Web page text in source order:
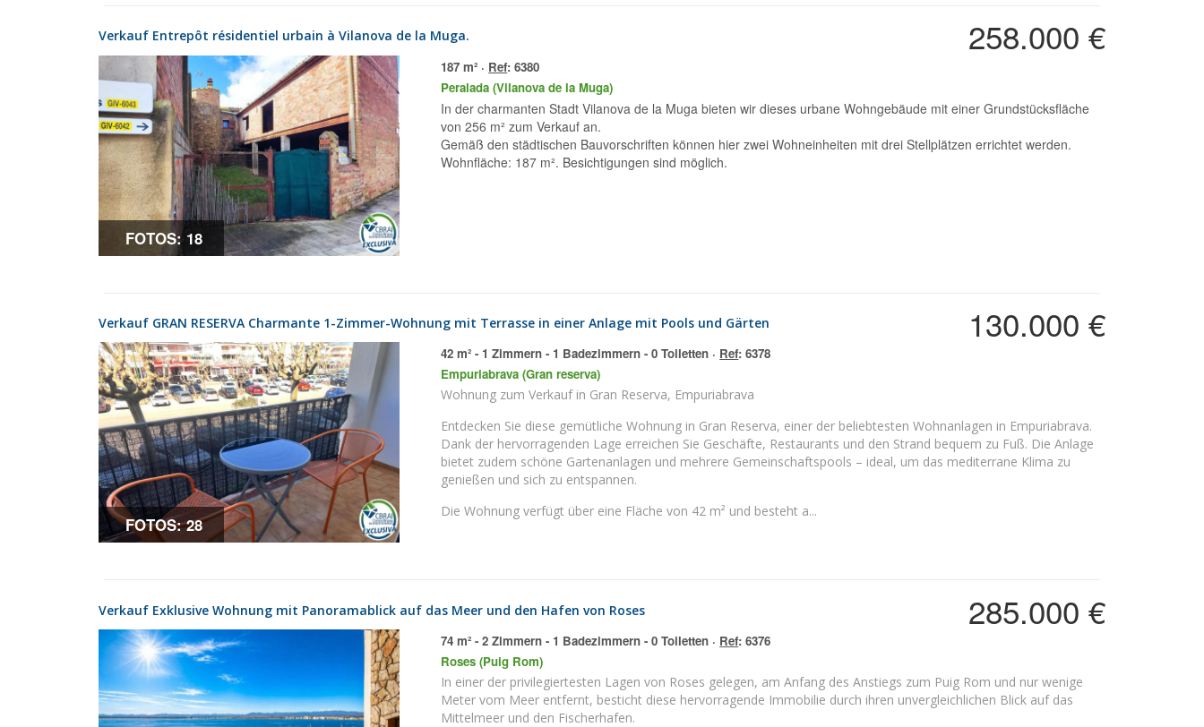
Verkauf Entrepôt résidentiel urbain à Vilanova de la Muga. 258.000 €
FOTOS: 18
187 m² · Ref: 6380
Peralada (Vilanova de la Muga)
In der charmanten Stadt Vilanova de la Muga bieten wir dieses urbane Wohngebäude mit einer Grundstücksfläche
von 256 m² zum Verkauf an.
Gemäß den städtischen Bauvorschriften können hier zwei Wohneinheiten mit drei Stellplätzen errichtet werden.
Wohnfläche: 187 m². Besichtigungen sind möglich.
Verkauf GRAN RESERVA Charmante 1-Zimmer-Wohnung mit Terrasse in einer Anlage mit Pools und Gärten 130.000 €
FOTOS: 28
42 m² - 1 Zimmern - 1 Badezimmern - 0 Toiletten · Ref: 6378
Empuriabrava (Gran reserva)
Wohnung zum Verkauf in Gran Reserva, Empuriabrava
Entdecken Sie diese gemütliche Wohnung in Gran Reserva, einer der beliebtesten Wohnanlagen in Empuriabrava.
Dank der hervorragenden Lage erreichen Sie Geschäfte, Restaurants und den Strand bequem zu Fuß. Die Anlage
bietet zudem schöne Gartenanlagen und mehrere Gemeinschaftspools – ideal, um das mediterrane Klima zu
genießen und sich zu entspannen.
Die Wohnung verfügt über eine Fläche von 42 m² und besteht a...
Verkauf Exklusive Wohnung mit Panoramablick auf das Meer und den Hafen von Roses 285.000 €
74 m² - 2 Zimmern - 1 Badezimmern - 0 Toiletten · Ref: 6376
Roses (Puig Rom)
In einer der privilegiertesten Lagen von Roses gelegen, am Anfang des Anstiegs zum Puig Rom und nur wenige
Meter vom Meer entfernt, besticht diese hervorragende Immobilie durch ihren unvergleichlichen Blick auf das
Mittelmeer und den Fischerhafen.